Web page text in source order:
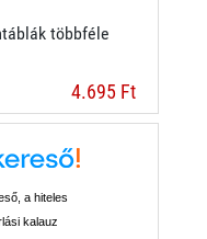
többféle
4.695 Ft
a hiteles
kalauz